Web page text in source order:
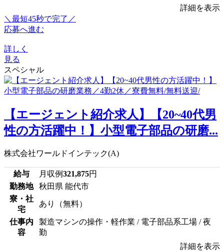
詳細を表示
＼最短45秒で完了／
応募へ進む
詳しく
見る
スペシャル
【エージェント紹介求人】【20~40代男
性の方活躍中！】小型電子部品の研磨...
株式会社ワールドインテック(A)
給与 月収例321,875円
勤務地
秋田県 能代市
寮・社
宅
あり（無料）
仕事内
容
製造マシンの操作・軽作業 / 電子部品系工場 / 夜
勤
詳細を表示